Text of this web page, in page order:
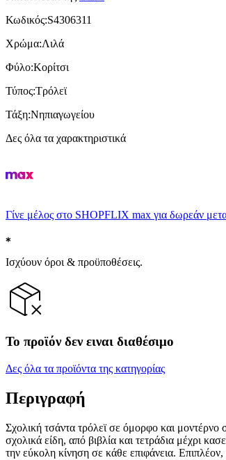
Κωδικός:S4306311
Χρώμα:Λιλά
Φύλο:Κορίτσι
Τύπος:Τρόλεϊ
Τάξη:Νηπιαγωγείου
Δες όλα τα χαρακτηριστικά
Γίνε μέλος στο SHOPFLIX max για δωρεάν
Ισχύουν όροι & προϋποθέσεις.
Το προϊόν δεν ειναι διαθέσιμο
Δες όλα τα προϊόντα της κατηγορίας
Περιγραφή
Σχολική τσάντα τρόλεϊ σε όμορφο και
σχολικά είδη, από βιβλία και τετράδια μέχρι
την εύκολη κίνηση σε κάθε επιφάνεια.